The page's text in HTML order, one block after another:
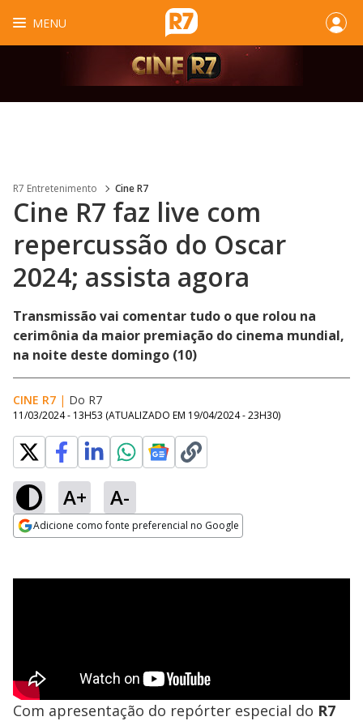
MENU
R7 Entretenimento Cine R7
Cine R7 faz live com
repercussão do Oscar
2024; assista agora
Transmissão vai comentar tudo o que rolou na
cerimônia da maior premiação do cinema mundial,
na noite deste domingo (10)
CINE R7 | Do R7
11/03/2024 - 13H53 (ATUALIZADO EM 19/04/2024 - 23H30)
A+ A-
Adicione como fonte preferencial no Google
Com apresentação do repórter especial do R7